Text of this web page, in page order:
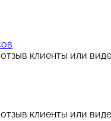
клиенты или
клиенты или